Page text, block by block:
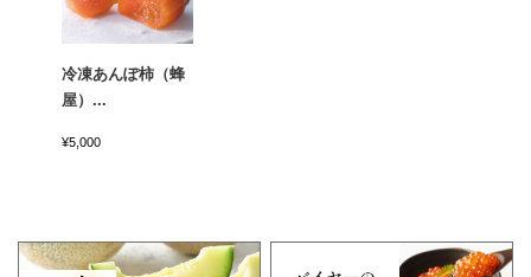
冷凍あんぽ柿（蜂
屋）...
¥5,000